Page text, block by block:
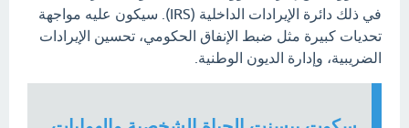
في ذلك دائرة الإيرادات الداخلية (IRS). سيكون عليه مواجهة
تحديات كبيرة مثل ضبط الإنفاق الحكومي، تحسين الإيرادات
الضريبية، وإدارة الديون الوطنية.